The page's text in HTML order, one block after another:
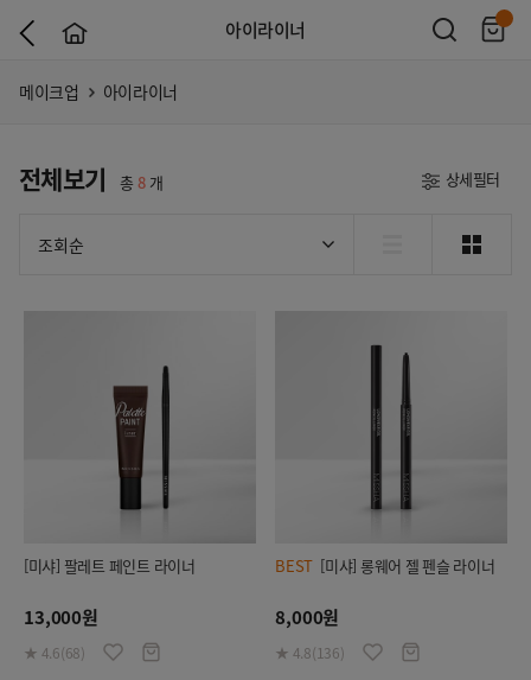
아이라이너
메이크업 아이라이너
전체보기 총 8개 상세필터
조회순
[미샤] 팔레트 페인트 라이너
13,000원
★ 4.6(68)
BEST [미샤] 롱웨어 젤 펜슬 라이너
8,000원
★ 4.8(136)